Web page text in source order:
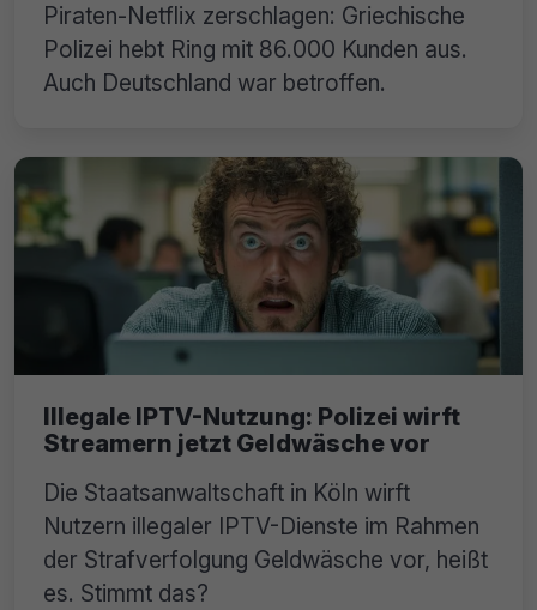
Piraten-Netflix zerschlagen: Griechische
Polizei hebt Ring mit 86.000 Kunden aus.
Auch Deutschland war betroffen.
Illegale IPTV-Nutzung: Polizei wirft
Streamern jetzt Geldwäsche vor
Die Staatsanwaltschaft in Köln wirft
Nutzern illegaler IPTV-Dienste im Rahmen
der Strafverfolgung Geldwäsche vor, heißt
es. Stimmt das?